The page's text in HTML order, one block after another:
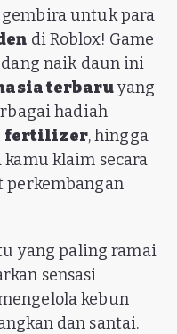
untuk para
di Roblox! Game
naik daun ini
terbaruyang
hadiah
fertilizer, hingga
kamu klaim secara
perkembangan
yang paling ramai
sensasi
kebun
dan santai.